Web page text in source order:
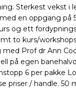
Sterkest vekst i
en oppgang på
og ett
to kurs/
med Prof dr Ann
på egen
6 per pakke
priser / handle. 50